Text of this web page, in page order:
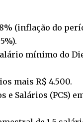
(inflação do
mínimo do
mais R$ 4.500.
e Salários (PCS)